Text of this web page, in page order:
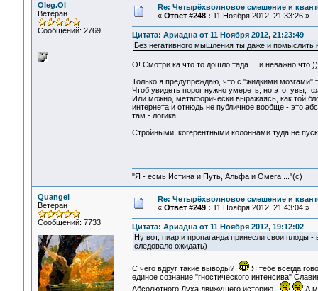
Oleg.Ol
Ветеран
Сообщений: 2769
Re: Четырёхволновое смешение и
« Ответ #248 : 11 Ноября 2012, 21:33:26 »
Цитата: Ариадна от 11 Ноября 2012, 21:23:49
Без негативного мышления ты даже и
О! Смотри ка что то дошло тада ... и неважно что
Только я предупреждаю, что с "жидкими мозгами"
Чтоб увидеть порог нужно умереть, но это, увы,
Или можно, метафорически выражаясь, как той
интернета и отнюдь не публичное вообще - это
там - логика.
Стройными, когерентными колоннами туда не
"Я - есмь Истина и Путь, Альфа и Омега ..."(с)
Quangel
Ветеран
Сообщений: 7733
Re: Четырёхволновое смешение и
« Ответ #249 : 11 Ноября 2012, 21:43:04 »
Цитата: Ариадна от 11 Ноября 2012, 19:12:02
Ну вот, пиар и пропаганда принесли свои плоды
следовало ожидать)
C чего вдруг такие выводы?
Я тебе всегда
единое сознание "гностического интенсива"
Абсолютного Духа,движущего историю.
А